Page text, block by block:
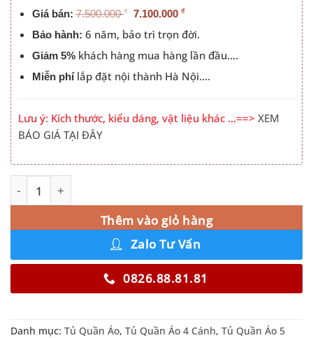
Giá bán:7.500.000 ₫ 7.100.000 ₫
Bảo hành: 6 năm, bảo trì trọn đời.
Giảm 5%khách hàng mua hàng lần đầu….
Miễn phílắp đặt nội thành Hà Nội….
Lưu ý: Kích thước, kiểu dáng, vật liệu khác …==> XEM
BÁO GIÁ TẠI ĐÂY
Tủ Quần Áo 3 Cánh Mở Xanh Thái Bo Cong Góc Màu
Thêm vào giỏ hàng
Alternative:
Zalo Tư Vấn
0826.88.81.81
Danh mục: Tủ Quần Áo, Tủ Quần Áo 4 Cánh, Tủ Quần Áo 5